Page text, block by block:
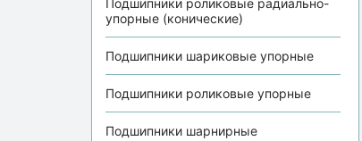
упорные (конические)
Подшипники шариковые упорные
Подшипники роликовые упорные
Подшипники шарнирные